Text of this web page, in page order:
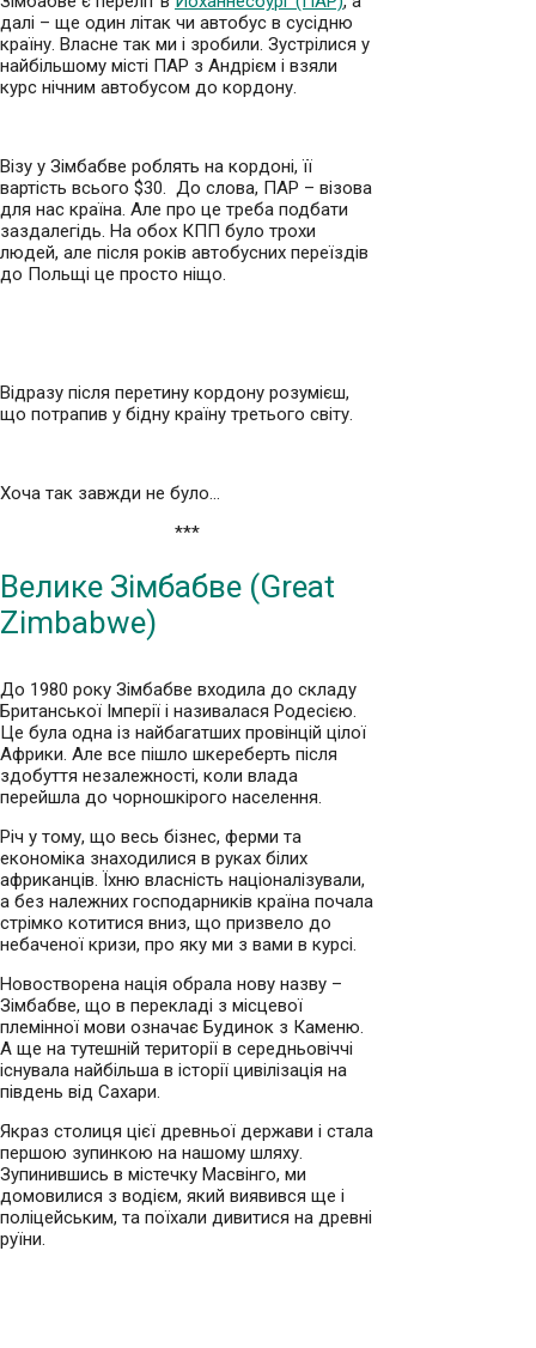
далі – ще один літак чи автобус в сусідню
країну. Власне так ми і зробили. Зустрілися у
найбільшому місті ПАР з Андрієм і взяли
курс нічним автобусом до кордону.
Візу у Зімбабве роблять на кордоні, її
вартість всього $30. До слова, ПАР – візова
для нас країна. Але про це треба подбати
заздалегідь. На обох КПП було трохи
людей, але після років автобусних переїздів
до Польщі це просто ніщо.
Відразу після перетину кордону розумієш,
що потрапив у бідну країну третього світу.
Хоча так завжди не було…
***
Велике Зімбабве (Great
Zimbabwe)
До 1980 року Зімбабве входила до складу
Британської Імперії і називалася Родесією.
Це була одна із найбагатших провінцій цілої
Африки. Але все пішло шкереберть після
здобуття незалежності, коли влада
перейшла до чорношкірого населення.
Річ у тому, що весь бізнес, ферми та
економіка знаходилися в руках білих
африканців. Їхню власність націоналізували,
а без належних господарників країна почала
стрімко котитися вниз, що призвело до
небаченої кризи, про яку ми з вами в курсі.
Новостворена нація обрала нову назву –
Зімбабве, що в перекладі з місцевої
племінної мови означає Будинок з Каменю.
А ще на тутешній території в середньовіччі
існувала найбільша в історії цивілізація на
південь від Сахари.
Якраз столиця цієї древньої держави і стала
першою зупинкою на нашому шляху.
Зупинившись в містечку Масвінго, ми
домовилися з водієм, який виявився ще і
поліцейським, та поїхали дивитися на древні
руїни.